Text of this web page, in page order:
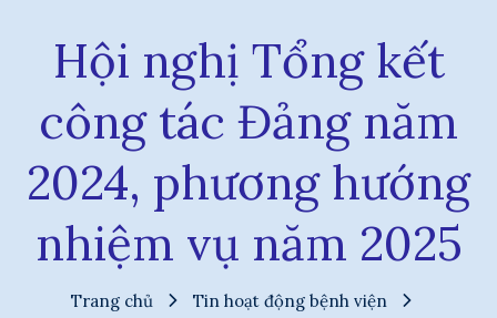
Hội nghị Tổng kết
công tác Đảng năm
2024, phương hướng
nhiệm vụ năm 2025
Trang chủ
Tin hoạt động bệnh viện